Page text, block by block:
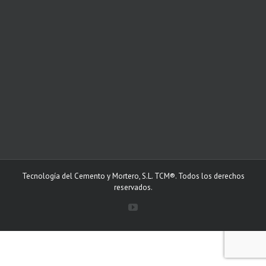
Tecnología del Cemento y Mortero, S.L. TCM®. Todos los derechos
reservados.
YouTube